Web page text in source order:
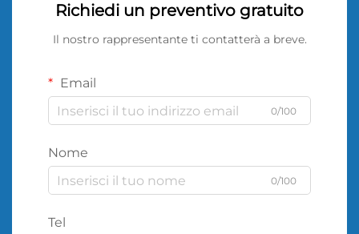
Richiedi un preventivo gratuito
Il nostro rappresentante ti contatterà a breve.
Email
0/100
Nome
0/100
Tel